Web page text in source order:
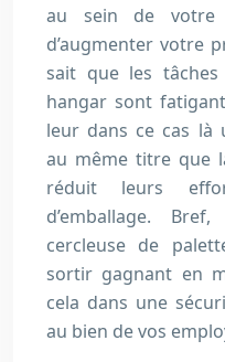
au sein de votre
d’augmenter votre
sait que les
hangar sont
leur dans ce cas là
au même titre que
réduit leurs
d’emballage.
cercleuse de
sortir gagnant en
cela dans une
au bien de vos